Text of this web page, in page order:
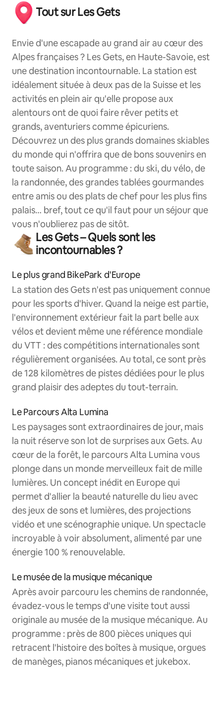
Tout sur Les Gets
Envie d'une escapade au grand air au cœur des
Alpes françaises ? Les Gets, en Haute-Savoie, est
une destination incontournable. La station est
idéalement située à deux pas de la Suisse et les
activités en plein air qu'elle propose aux
alentours ont de quoi faire rêver petits et
grands, aventuriers comme épicuriens.
Découvrez un des plus grands domaines skiables
du monde qui n'offrira que de bons souvenirs en
toute saison. Au programme : du ski, du vélo, de
la randonnée, des grandes tablées gourmandes
entre amis ou des plats de chef pour les plus fins
palais… bref, tout ce qu'il faut pour un séjour que
vous n'oublierez pas de sitôt.
Les Gets – Quels sont les
incontournables ?
Le plus grand BikePark d'Europe
La station des Gets n'est pas uniquement connue
pour les sports d'hiver. Quand la neige est partie,
l'environnement extérieur fait la part belle aux
vélos et devient même une référence mondiale
du VTT : des compétitions internationales sont
régulièrement organisées. Au total, ce sont près
de 128 kilomètres de pistes dédiées pour le plus
grand plaisir des adeptes du tout-terrain.
Le Parcours Alta Lumina
Les paysages sont extraordinaires de jour, mais
la nuit réserve son lot de surprises aux Gets. Au
cœur de la forêt, le parcours Alta Lumina vous
plonge dans un monde merveilleux fait de mille
lumières. Un concept inédit en Europe qui
permet d'allier la beauté naturelle du lieu avec
des jeux de sons et lumières, des projections
vidéo et une scénographie unique. Un spectacle
incroyable à voir absolument, alimenté par une
énergie 100 % renouvelable.
Le musée de la musique mécanique
Après avoir parcouru les chemins de randonnée,
évadez-vous le temps d'une visite tout aussi
originale au musée de la musique mécanique. Au
programme : près de 800 pièces uniques qui
retracent l'histoire des boîtes à musique, orgues
de manèges, pianos mécaniques et jukebox.